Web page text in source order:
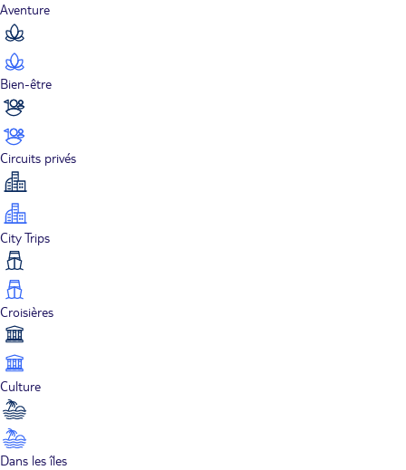
Aventure
Bien-être
Circuits privés
City Trips
Croisières
Culture
Dans les îles